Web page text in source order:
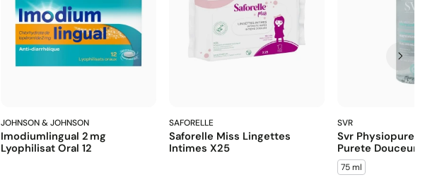
JOHNSON & JOHNSON
Imodiumlingual 2 Mg
Lyophilisat Oral 12
SAFORELLE
Saforelle Miss Lingettes
Intimes X25
SVR
Svr Physiopure
Purete Douceur
75 ml